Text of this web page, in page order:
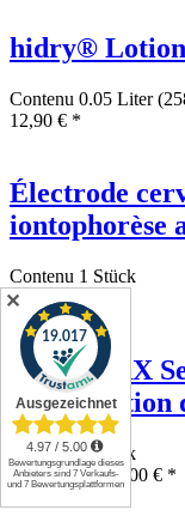
hidry®
Contenu 0.05 Liter
12,90 € *
Électrode
iontophorèse
Contenu 1 Stück
89,00 € *
Saalio® AX
transpiration
Contenu1 Stück
639,00 € *664,00 € *
✕